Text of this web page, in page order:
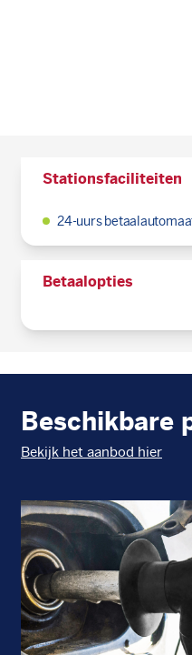
Stationsfaciliteiten
24-uurs
Betaalopties
Beschikbare
Bekijk het aanbod hier